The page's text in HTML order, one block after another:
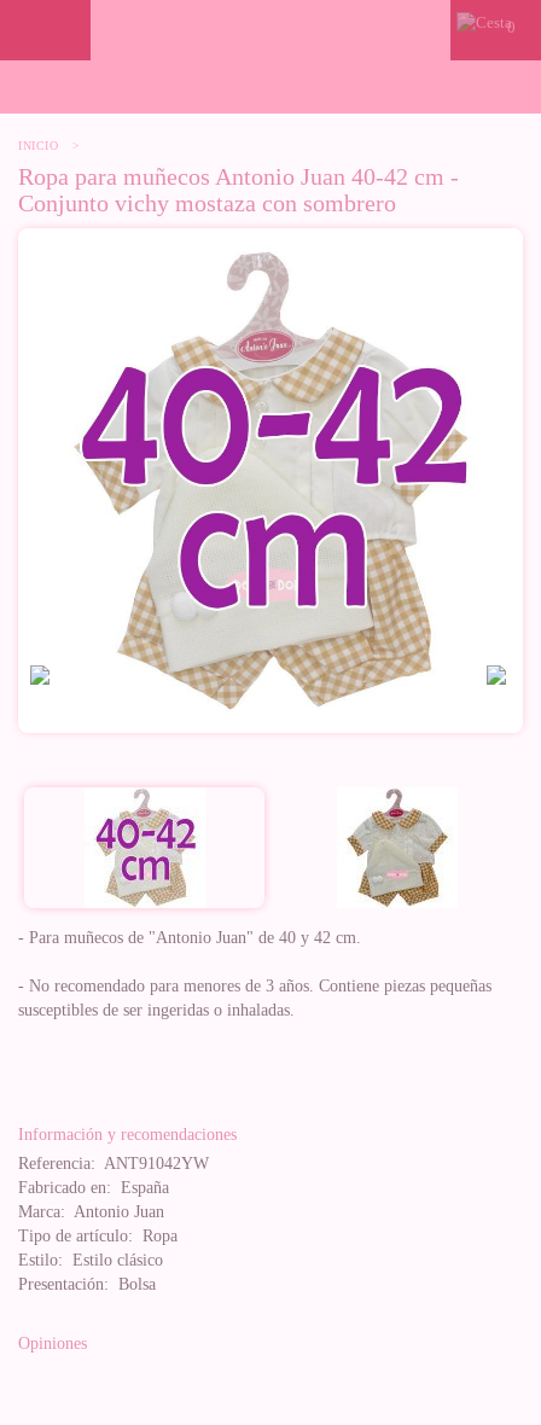
0
INICIO >
Ropa para muñecos Antonio Juan 40-42 cm -
Conjunto vichy mostaza con sombrero
- Para muñecos de "Antonio Juan" de 40 y 42 cm.
- No recomendado para menores de 3 años. Contiene piezas pequeñas
susceptibles de ser ingeridas o inhaladas.
Información y recomendaciones
Referencia: ANT91042YW
Fabricado en: España
Marca: Antonio Juan
Tipo de artículo: Ropa
Estilo: Estilo clásico
Presentación: Bolsa
Opiniones